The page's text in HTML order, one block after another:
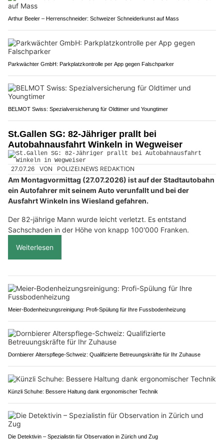
Arthur Beeler – Herrenschneider: Schweizer Schneiderkunst auf Mass
Parkwächter GmbH: Parkplatzkontrolle per App gegen Falschparker
BELMOT Swiss: Spezialversicherung für Oldtimer und Youngtimer
St.Gallen SG: 82-Jähriger prallt bei
Autobahnausfahrt Winkeln in Wegweiser
27.07.26 VON POLIZEI.NEWS REDAKTION
Am Montagvormittag (27.07.2026) ist auf der Stadtautobahn
ein Autofahrer mit seinem Auto verunfallt und bei der
Ausfahrt Winkeln ins Wiesland gefahren.
Der 82-jährige Mann wurde leicht verletzt. Es entstand
Sachschaden in der Höhe von knapp 100'000 Franken.
Weiterlesen
Meier-Bodenheizungsreinigung: Profi-Spülung für Ihre Fussbodenheizung
Dornbierer Alterspflege-Schweiz: Qualifizierte Betreuungskräfte für Ihr Zuhause
Künzli Schuhe: Bessere Haltung dank ergonomischer Technik
Die Detektivin – Spezialistin für Observation in Zürich und Zug